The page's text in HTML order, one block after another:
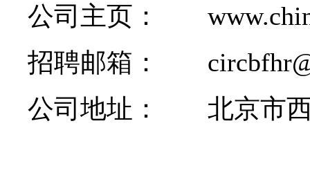
公司主页：
招聘邮箱：
公司地址：
北京市